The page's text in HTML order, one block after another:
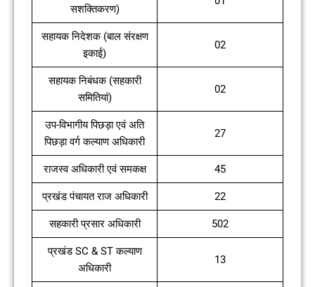
सशक्तिकरण)
सहायक निदेशक (बाल संरक्षण
इकाई)
02
सहायक निबंधक (सहकारी
समितियां)
02
उप-विभागीय पिछड़ा एवं अति
पिछड़ा वर्ग कल्याण अधिकारी
27
राजस्व अधिकारी एवं समकक्ष 45
प्रखंड पंचायत राज अधिकारी 22
सहकारी प्रसार अधिकारी 502
प्रखंड SC & ST कल्याण
अधिकारी
13